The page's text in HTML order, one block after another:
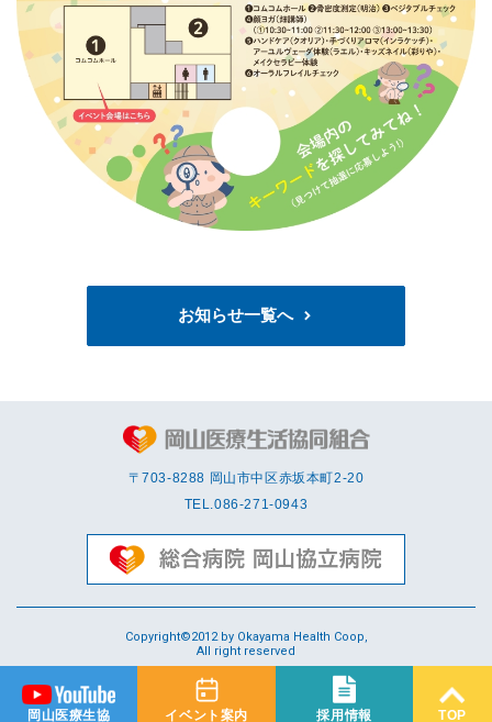
お知らせ一覧へ
〒703-8288 岡⼭市中区赤坂本町2-20
TEL.086-271-0943
Copyright©2012 by Okayama Health Coop,
All right reserved
岡山医療生協 イベント案内 採用情報 TOP